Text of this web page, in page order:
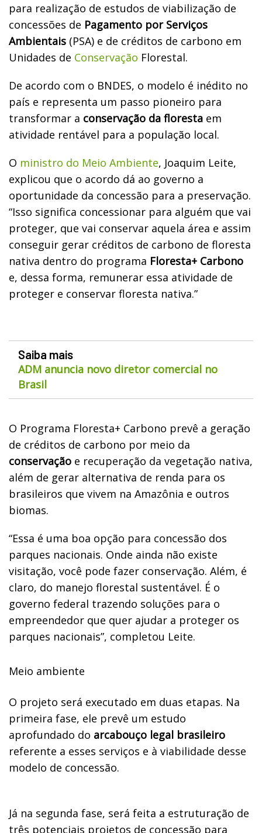
para realização de estudos de viabilização de
concessões de Pagamento por Serviços
Ambientais (PSA) e de créditos de carbono em
Unidades de Conservação Florestal.
De acordo com o BNDES, o modelo é inédito no
país e representa um passo pioneiro para
transformar a conservação da floresta em
atividade rentável para a população local.
O ministro do Meio Ambiente, Joaquim Leite,
explicou que o acordo dá ao governo a
oportunidade da concessão para a preservação.
“Isso significa concessionar para alguém que vai
proteger, que vai conservar aquela área e assim
conseguir gerar créditos de carbono de floresta
nativa dentro do programa Floresta+ Carbono
e, dessa forma, remunerar essa atividade de
proteger e conservar floresta nativa.”
Saiba mais
ADM anuncia novo diretor comercial no
Brasil
O Programa Floresta+ Carbono prevê a geração
de créditos de carbono por meio da
conservação e recuperação da vegetação nativa,
além de gerar alternativa de renda para os
brasileiros que vivem na Amazônia e outros
biomas.
“Essa é uma boa opção para concessão dos
parques nacionais. Onde ainda não existe
visitação, você pode fazer conservação. Além, é
claro, do manejo florestal sustentável. É o
governo federal trazendo soluções para o
empreendedor que quer ajudar a proteger os
parques nacionais”, completou Leite.
Meio ambiente
O projeto será executado em duas etapas. Na
primeira fase, ele prevê um estudo
aprofundado do arcabouço legal brasileiro
referente a esses serviços e à viabilidade desse
modelo de concessão.
Já na segunda fase, será feita a estruturação de
três potenciais projetos de concessão para